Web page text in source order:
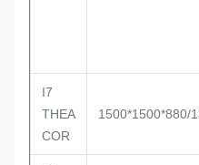
I7
THEA
COR
1500*1500*880/